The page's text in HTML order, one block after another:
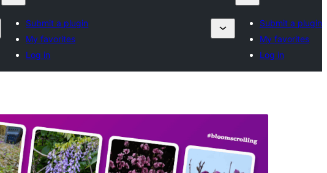
Submit a plugin
My favorites
Log in
Submit a plugin
My favorites
Log in